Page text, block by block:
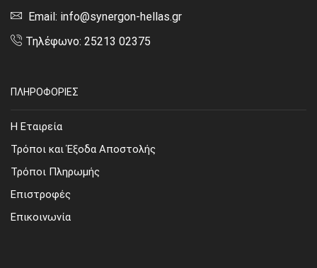
Email: info@synergon-hellas.gr
Τηλέφωνο: 25213 02375
ΠΛΗΡΟΦΟΡΙΕΣ
Η Εταιρεία
Τρόποι και Έξοδα Αποστολής
Τρόποι Πληρωμής
Επιστροφές
Επικοινωνία